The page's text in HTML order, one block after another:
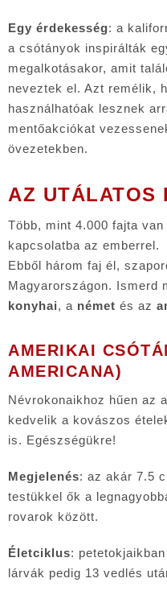
Egy érdekesség: a
a csótányok inspirálták
megalkotásakor, amit
neveztek el. Azt remélik,
használhatóak lesznek
mentőakciókat
övezetekben.
AZ UTÁLATOS
Több, mint 4.000 fajta
kapcsolatba az emberrel.
Ebből három faj él,
Magyarországon. Ismerd
konyhai, a német és az
AMERIKAI
AMERICANA)
Névrokonaikhoz hűen az
kedvelik a kovászos
is. Egészségükre!
Megjelenés: az akár 7.5
testükkel ők a
rovarok között.
Életciklus:
lárvák pedig 13 vedlés